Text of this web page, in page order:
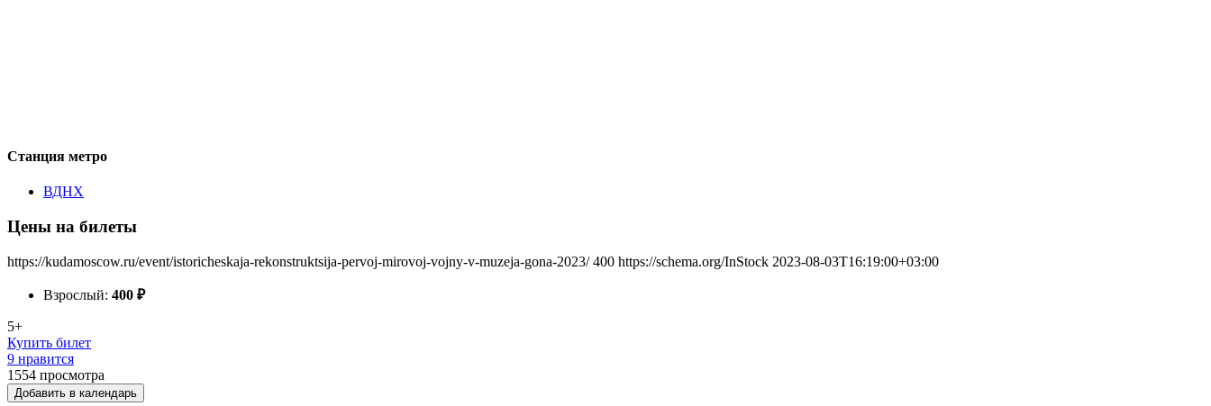
Станция метро
ВДНХ
Цены на билеты
https://kudamoscow.ru/event/istoricheskaja-rekonstruktsija-pervoj-mirovoj-vojny-v-muzeja-gona-2023/ 400 https://schema.org/InStock 2023-08-03T16:19:00+03:00
Взрослый: 400 ₽
5+
Купить билет
9 нравится
1554 просмотра
Добавить в календарь